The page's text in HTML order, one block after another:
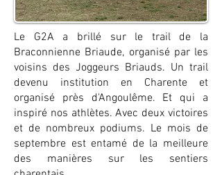
Le G2A a brillé sur le trail de la
Braconnienne Briaude, organisé par les
voisins des Joggeurs Briauds. Un trail
devenu institution en Charente et
organisé près d'Angoulême. Et qui a
inspiré nos athlètes. Avec deux victoires
et de nombreux podiums. Le mois de
septembre est entamé de la meilleure
des manières sur les sentiers